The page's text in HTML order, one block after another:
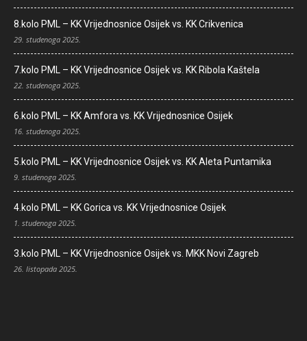
8.kolo PML – KK Vrijednosnice Osijek vs. KK Crikvenica
29. studenoga 2025.
7.kolo PML – KK Vrijednosnice Osijek vs. KK Ribola Kaštela
22. studenoga 2025.
6.kolo PML – KK Amfora vs. KK Vrijednosnice Osijek
16. studenoga 2025.
5.kolo PML – KK Vrijednosnice Osijek vs. KK Aleta Puntamika
9. studenoga 2025.
4.kolo PML – KK Gorica vs. KK Vrijednosnice Osijek
1. studenoga 2025.
3.kolo PML – KK Vrijednosnice Osijek vs. MKK Novi Zagreb
26. listopada 2025.